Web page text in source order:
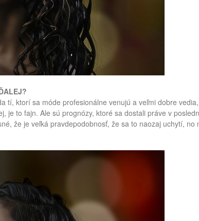
tí, ktorí sa móde profesionálne venujú a veľmi dobre
je to fajn. Ale sú prognózy, ktoré sa dostali práve v
že je veľká pravdepodobnosť, že sa to naozaj uchytí,